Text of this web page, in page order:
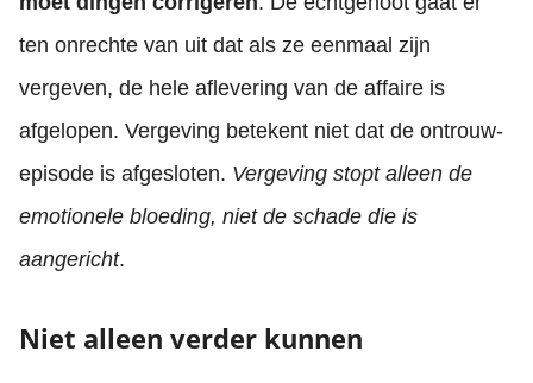
ten onrechte van uit dat als ze eenmaal zijn
vergeven, de hele aflevering van de affaire is
afgelopen. Vergeving betekent niet dat de ontrouw-
episode is afgesloten. Vergeving stopt alleen de
emotionele bloeding, niet de schade die is
aangericht.
Niet alleen verder kunnen